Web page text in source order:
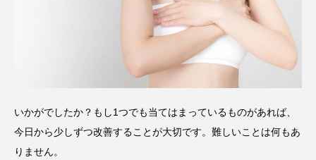
いかがでしたか？もし1つでも当てはまっているものがあれば、
今日から少しずつ改善することが大切です。難しいことは何もあ
りません。